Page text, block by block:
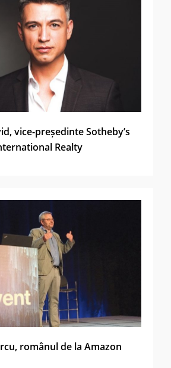
vice-președinte Sotheby’s
Realty
românul de la Amazon